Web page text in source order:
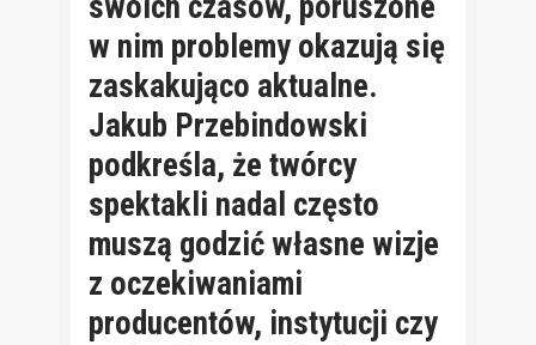
w nim problemy okazują się
zaskakująco aktualne.
Jakub Przebindowski
podkreśla, że twórcy
spektakli nadal często
muszą godzić własne wizje
z oczekiwaniami
producentów, instytucji czy